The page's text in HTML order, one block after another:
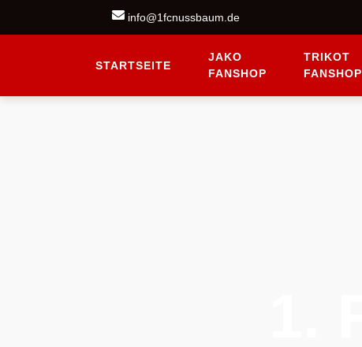
info@1fcnussbaum.de
STARTSEITE
JAKO
FANSHOP
TRIKOT
FANSHOP